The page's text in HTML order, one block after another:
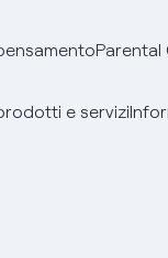
Parental
e servizi